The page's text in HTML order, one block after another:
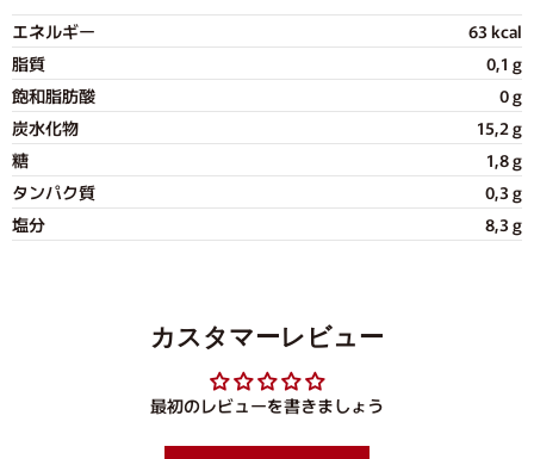
エネルギー
63 kcal
脂質
0,1 g
飽和脂肪酸
0 g
炭水化物
15,2 g
糖
1,8 g
タンパク質
0,3 g
塩分
8,3 g
カスタマーレビュー
最初のレビューを書きましょう